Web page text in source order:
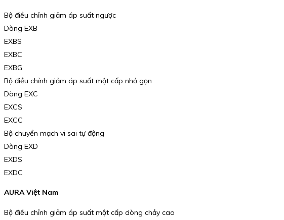
Bộ điều chỉnh giảm áp suất ngược
Dòng EXB
EXBS
EXBC
EXBG
Bộ điều chỉnh giảm áp suất một cấp nhỏ gọn
Dòng EXC
EXCS
EXCC
Bộ chuyển mạch vi sai tự động
Dòng EXD
EXDS
EXDC
AURA Việt Nam
Bộ điều chỉnh giảm áp suất một cấp dòng chảy cao